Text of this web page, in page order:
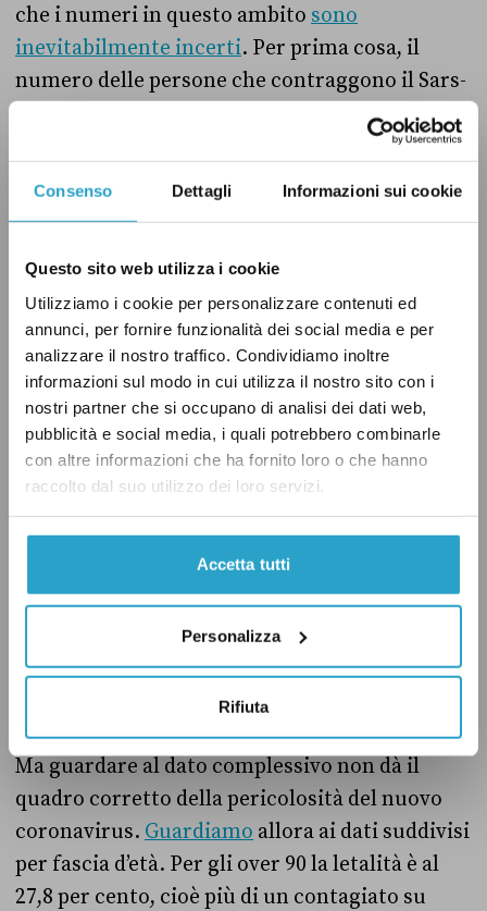
Consenso Dettagli Informazioni sui cookie
Questo sito web utilizza i cookie
Utilizziamo i cookie per personalizzare contenuti ed
annunci, per fornire funzionalità dei social media e per
analizzare il nostro traffico. Condividiamo inoltre
informazioni sul modo in cui utilizza il nostro sito con i
nostri partner che si occupano di analisi dei dati web,
pubblicità e social media, i quali potrebbero combinarle
con altre informazioni che ha fornito loro o che hanno
raccolto dal suo utilizzo dei loro servizi.
Accetta tutti
Personalizza
Rifiuta
che i numeri in questo ambito sono
inevitabilmente incerti. Per prima cosa, il
numero delle persone che contraggono il Sars-
CoV-2 (il virus responsabile della Covid-19) non
è quasi certamente uguale al numero di
persone rilevato dai dati ufficiali come
non si sottopone ad alcun tampone. In secondo
luogo è poi possibile che, soprattutto durante
la prima ondata, un certo numero di persone
decedute per Covid-19 non siano state
registrate come vittime del nuovo
coronavirus, considerata la fase emergenziale
che attraversava il Paese e il sistema sanitario.
Premesso questo, se guardiamo alla letalità
della Covid-19 in Italia – cioè il numero di
persone positive al virus che sono poi decedute
rispetto al totale ufficiale dei contagiati – il
dato complessivoè parial 2,8 per cento, quasi
dieci volte più di quanto affermato da Siri.
Ma guardare al dato complessivo non dà il
quadro corretto della pericolosità del nuovo
coronavirus. Guardiamo allora ai dati suddivisi
per fascia d’età. Per gli over 90 la letalità è al
27,8 per cento, cioè più di un contagiato su